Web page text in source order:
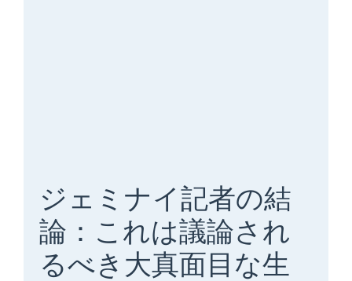
ジェミナイ記者の結
論：これは議論され
るべき大真面目な生